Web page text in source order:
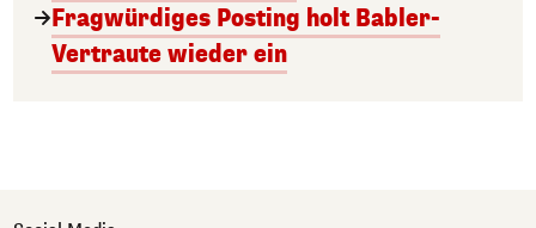
Fragwürdiges Posting holt Babler-
Vertraute wieder ein